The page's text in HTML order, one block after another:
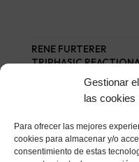
Gestionar
las cookies
Para ofrecer las mejores
cookies para almacenar y/o
consentimiento de estas
RENE FURTERER
TRIPHASIC
RF 80 12 AMP 5 ML
Añadir al carrito